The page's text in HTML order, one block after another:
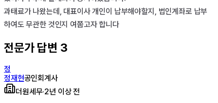
과태료가 나왔는데, 대표이사 개인이 납부해야할지, 법인계좌로 납부
하여도 무관한 것인지 여쭙고자 합니다
전문가 답변 3
정
정재현공인회계사
더원세무·2년 이상 전